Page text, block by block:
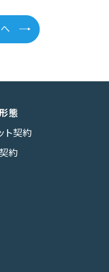
態
ト契約
約